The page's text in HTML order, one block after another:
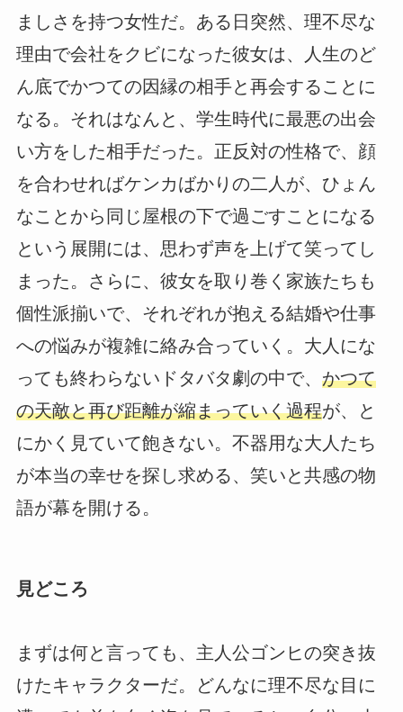
ましさを持つ女性だ。ある日突然、理不尽な
理由で会社をクビになった彼女は、人生のど
ん底でかつての因縁の相手と再会することに
なる。それはなんと、学生時代に最悪の出会
い方をした相手だった。正反対の性格で、顔
を合わせればケンカばかりの二人が、ひょん
なことから同じ屋根の下で過ごすことになる
という展開には、思わず声を上げて笑ってし
まった。さらに、彼女を取り巻く家族たちも
個性派揃いで、それぞれが抱える結婚や仕事
への悩みが複雑に絡み合っていく。大人にな
っても終わらないドタバタ劇の中で、 かつて
の天敵と再び距離が縮まっていく過程が、と
にかく見ていて飽きない。不器用な大人たち
が本当の幸せを探し求める、笑いと共感の物
語が幕を開ける。
見どころ
まずは何と言っても、主人公ゴンヒの突き抜
けたキャラクターだ。どんなに理不尽な目に